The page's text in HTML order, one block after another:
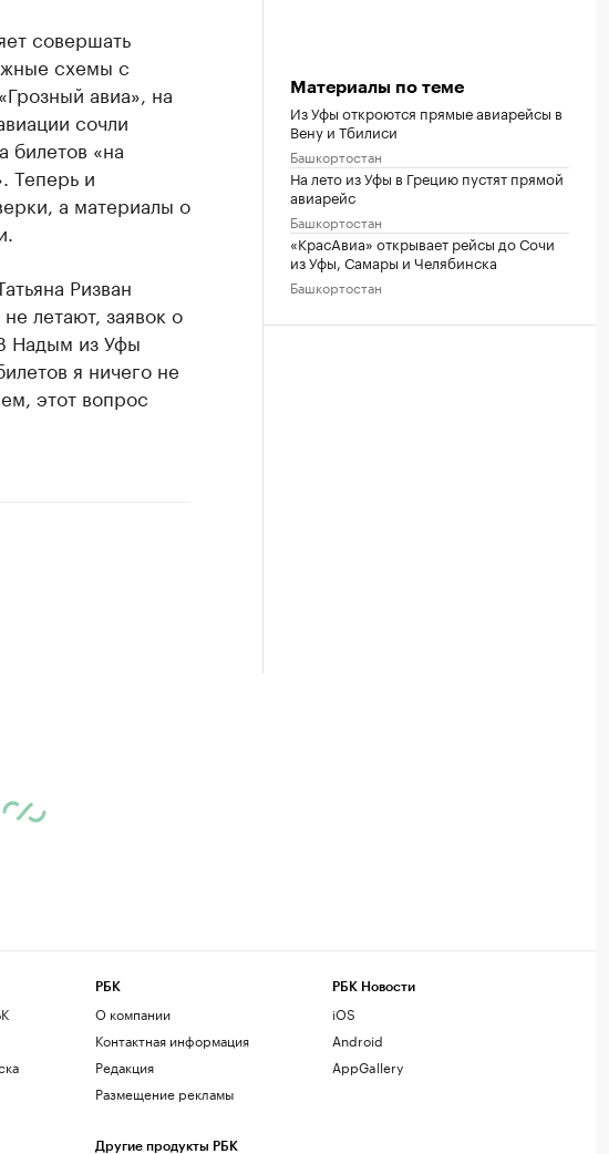
совершать
схемы с
авиа», на
сочли
билетов «на
Теперь и
а материалы о
Ризван
летают, заявок о
Надым из Уфы
я ничего не
этот вопрос
Материалы по теме
Из Уфы откроются прямые авиарейсы в
Вену и Тбилиси
Башкортостан
На лето из Уфы в Грецию пустят прямой
авиарейс
Башкортостан
«КрасАвиа» открывает рейсы до Сочи
из Уфы, Самары и Челябинска
Башкортостан
РБК
О компании
Контактная информация
Редакция
Размещение рекламы
Другие продукты РБК
РБК Новости
iOS
Android
AppGallery